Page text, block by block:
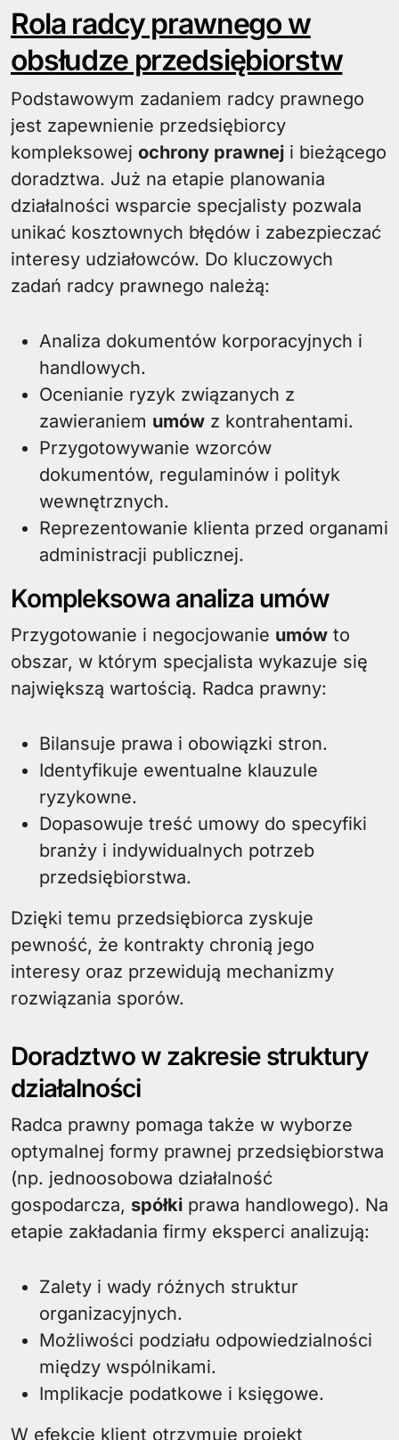
Rola radcy prawnego w
obsłudze przedsiębiorstw
Podstawowym zadaniem radcy prawnego
jest zapewnienie przedsiębiorcy
kompleksowej ochrony prawnej i bieżącego
doradztwa. Już na etapie planowania
działalności wsparcie specjalisty pozwala
unikać kosztownych błędów i zabezpieczać
interesy udziałowców. Do kluczowych
zadań radcy prawnego należą:
Analiza dokumentów korporacyjnych i
handlowych.
Ocenianie ryzyk związanych z
zawieraniem umów z kontrahentami.
Przygotowywanie wzorców
dokumentów, regulaminów i polityk
wewnętrznych.
Reprezentowanie klienta przed organami
administracji publicznej.
Kompleksowa analiza umów
Przygotowanie i negocjowanie umów to
obszar, w którym specjalista wykazuje się
największą wartością. Radca prawny:
Bilansuje prawa i obowiązki stron.
Identyfikuje ewentualne klauzule
ryzykowne.
Dopasowuje treść umowy do specyfiki
branży i indywidualnych potrzeb
przedsiębiorstwa.
Dzięki temu przedsiębiorca zyskuje
pewność, że kontrakty chronią jego
interesy oraz przewidują mechanizmy
rozwiązania sporów.
Doradztwo w zakresie struktury
działalności
Radca prawny pomaga także w wyborze
optymalnej formy prawnej przedsiębiorstwa
(np. jednoosobowa działalność
gospodarcza, spółki prawa handlowego). Na
etapie zakładania firmy eksperci analizują:
Zalety i wady różnych struktur
organizacyjnych.
Możliwości podziału odpowiedzialności
między wspólnikami.
Implikacje podatkowe i księgowe.
W efekcie klient otrzymuje projekt